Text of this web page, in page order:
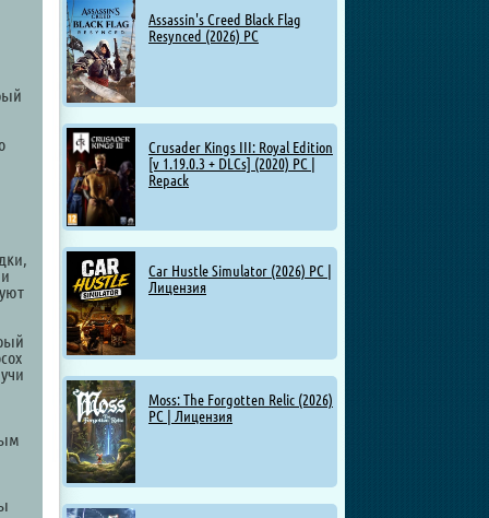
Assassin's Creed Black Flag
Resynced (2026) PC
Crusader Kings III: Royal Edition
[v 1.19.0.3 + DLCs] (2020) PC |
Repack
Car Hustle Simulator (2026) PC |
Лицензия
Moss: The Forgotten Relic (2026)
PC | Лицензия